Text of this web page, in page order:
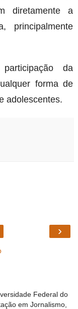
diretamente a
principalmente
da
forma de
adolescentes.
›
Federal do
em Jornalismo,